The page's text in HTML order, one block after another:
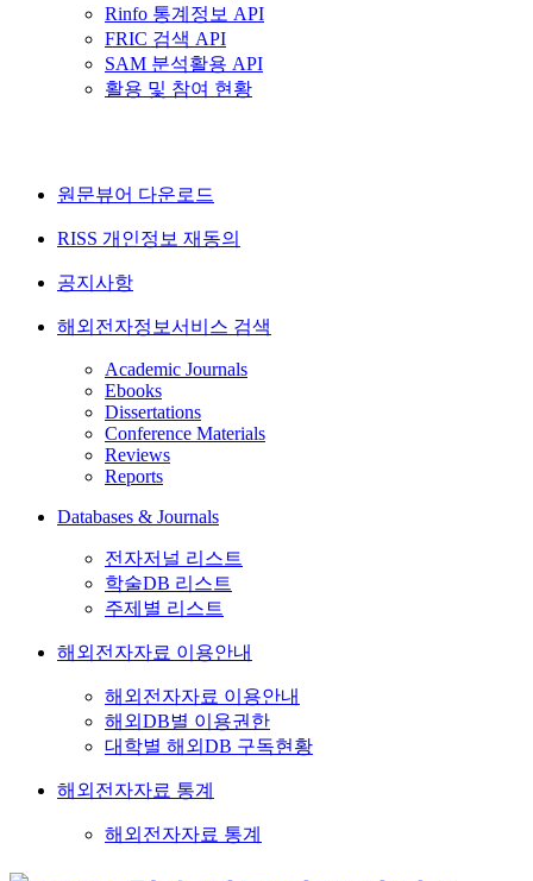
Rinfo 통계정보 API
FRIC 검색 API
SAM 분석활용 API
활용 및 참여 현황
원문뷰어 다운로드
RISS 개인정보 재동의
공지사항
해외전자정보서비스 검색
Academic Journals
Ebooks
Dissertations
Conference Materials
Reviews
Reports
Databases & Journals
전자저널 리스트
학술DB 리스트
주제별 리스트
해외전자자료 이용안내
해외전자자료 이용안내
해외DB별 이용권한
대학별 해외DB 구독현황
해외전자자료 통계
해외전자자료 통계